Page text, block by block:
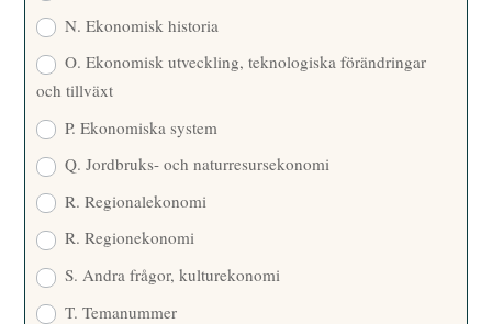
N. Ekonomisk historia
O. Ekonomisk utveckling, teknologiska förändringar
och tillväxt
P. Ekonomiska system
Q. Jordbruks- och naturresursekonomi
R. Regionalekonomi
R. Regionekonomi
S. Andra frågor, kulturekonomi
T. Temanummer